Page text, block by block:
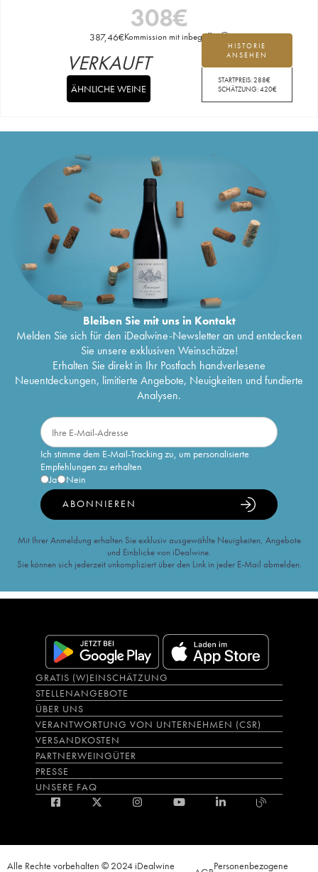
308€
387,46€Kommission mit inbegriffen
HISTORIE
ANSEHEN
STARTPREIS:288€
SCHÄTZUNG:420€
VERKAUFT
ÄHNLICHE WEINE
Bleiben Sie mit uns in Kontakt
Melden Sie sich für den iDealwine-Newsletter an und entdecken
Sie unsere exklusiven Weinschätze!
Erhalten Sie direkt in Ihr Postfach handverlesene
Neuentdeckungen, limitierte Angebote, Neuigkeiten und fundierte
Analysen.
Ich stimme dem E-Mail-Tracking zu, um personalisierte
Empfehlungen zu erhalten
Ja
Nein
ABONNIEREN
Mit Ihrer Anmeldung erhalten Sie exklusiv ausgewählte Neuigkeiten, Angebote
und Einblicke von iDealwine.
Sie können sich jederzeit unkompliziert über den Link in jeder E-Mail abmelden.
GRATIS (W)EINSCHÄTZUNG
STELLENANGEBOTE
ÜBER UNS
VERANTWORTUNG VON UNTERNEHMEN (CSR)
VERSANDKOSTEN
PARTNERWEINGÜTER
PRESSE
UNSERE FAQ
Alle Rechte vorbehalten © 2024 iDealwine Personenbezogene